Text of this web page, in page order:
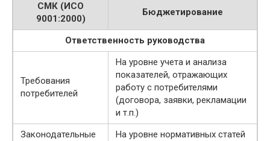
СМК (ИСО
9001:2000)
Бюджетирование
Ответственность руководства
Требования
потребителей
На уровне учета и анализа
показателей, отражающих
работу с потребителями
(договора, заявки, рекламации
и т.п.)
Законодательные
На уровне нормативных статей